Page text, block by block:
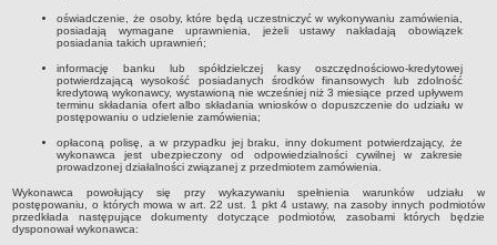
Podania, wnioski, skargi i petycje
Zaświadczenia
Ewidencja ludności - obowiązek meldunkowy
Rejestry i ewidencje
Dowody osobiste
Udostępnianie informacji publicznej
Ewidencja działalności gospodarczej
Podziały nieruchomości
oświadczenie, że osoby, które będą uczestniczyć w wykonywaniu zamówienia,
posiadają wymagane uprawnienia, jeżeli ustawy nakładają obowiązek
posiadania takich uprawnień;
informację banku lub spółdzielczej kasy oszczędnościowo-kredytowej
potwierdzającą wysokość posiadanych środków finansowych lub zdolność
kredytową wykonawcy, wystawioną nie wcześniej niż 3 miesiące przed upływem
terminu składania ofert albo składania wniosków o dopuszczenie do udziału w
postępowaniu o udzielenie zamówienia;
opłaconą polisę, a w przypadku jej braku, inny dokument potwierdzający, że
wykonawca jest ubezpieczony od odpowiedzialności cywilnej w zakresie
prowadzonej działalności związanej z przedmiotem zamówienia.
Wykonawca powołujący się przy wykazywaniu spełnienia warunków udziału w
postępowaniu, o których mowa w art. 22 ust. 1 pkt 4 ustawy, na zasoby innych podmiotów
przedkłada następujące dokumenty dotyczące podmiotów, zasobami których będzie
dysponował wykonawca: